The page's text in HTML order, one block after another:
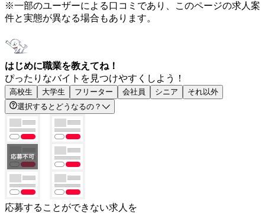
※一部のユーザーによる口コミであり、このページの求人案
件と実態が異なる場合もあります。
はじめに職業を教えてね！
ぴったりなバイトを見つけやすくしよう！
高校生 大学生 フリーター 会社員 シニア
それ以外
選択するとどうなるの？
応募することができない求人を